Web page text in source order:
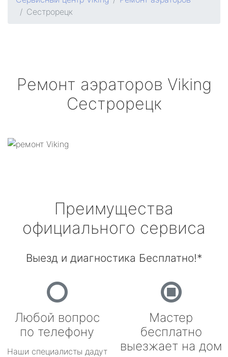
Сестрорецк
Ремонт аэраторов Viking
Сестрорецк
Преимущества
официального сервиса
Выезд и диагностика Бесплатно!*
Любой вопрос
по телефону
Наши специалисты дадут
Мастер
бесплатно
выезжает на дом